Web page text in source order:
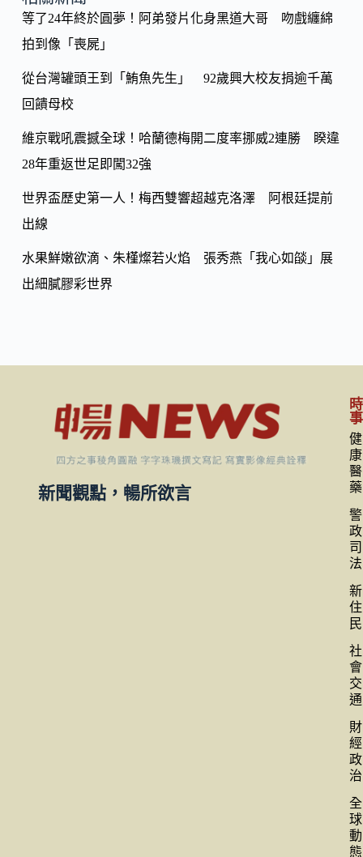
o
Li
k
等了24年終於圓夢！阿弟發片化身黑道大哥 吻戲纏綿
拍到像「喪屍」
從台灣罐頭王到「鮪魚先生」 92歲興大校友捐逾千萬
回饋母校
維京戰吼震撼全球！哈蘭德梅開二度率挪威2連勝 睽違
28年重返世足即闖32強
世界盃歷史第一人！梅西雙響超越克洛澤 阿根廷提前
出線
水果鮮嫩欲滴、朱槿燦若火焰 張秀燕「我心如燄」展
出細膩膠彩世界
新聞觀點，暢所欲言
時
事
健
康
醫
藥
警
政
司
法
新
住
民
社
會
交
通
財
經
政
治
全
球
動
態